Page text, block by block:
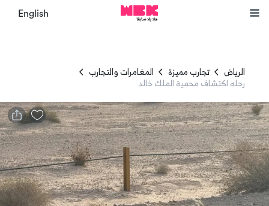
English
الرياض تجارب مميزة المغامرات والتجارب
رحله اكتشاف محمية الملك خالد